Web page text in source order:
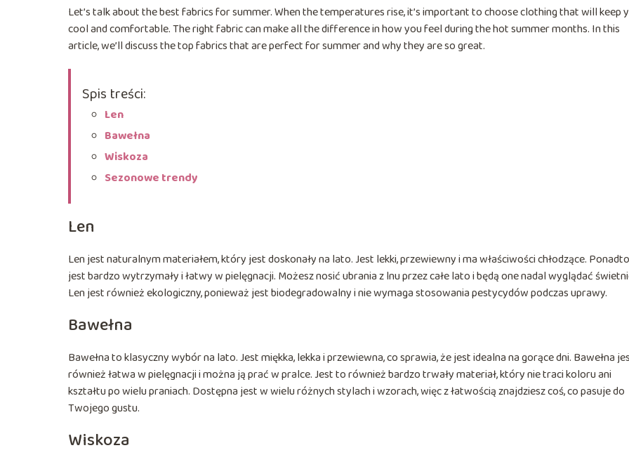
Let’s talk about the best fabrics for summer. When the temperatures rise, it’s important to choose clothing that will keep
cool and comfortable. The right fabric can make all the difference in how you feel during the hot summer months. In this
article, we’ll discuss the top fabrics that are perfect for summer and why they are so great.
Spis treści:
Len
Bawełna
Wiskoza
Sezonowe trendy
Len
Len jest naturalnym materiałem, który jest doskonały na lato. Jest lekki, przewiewny i ma właściwości chłodzące.
jest bardzo wytrzymały i łatwy w pielęgnacji. Możesz nosić ubrania z lnu przez całe lato i będą one nadal wyglądać
Len jest również ekologiczny, ponieważ jest biodegradowalny i nie wymaga stosowania pestycydów podczas uprawy.
Bawełna
Bawełna to klasyczny wybór na lato. Jest miękka, lekka i przewiewna, co sprawia, że ​​jest idealna na gorące dni. Bawełna
również łatwa w pielęgnacji i można ją prać w pralce. Jest to również bardzo trwały materiał, który nie traci koloru ani
kształtu po wielu praniach. Dostępna jest w wielu różnych stylach i wzorach, więc z łatwością znajdziesz coś, co pasuje do
Twojego gustu.
Wiskoza